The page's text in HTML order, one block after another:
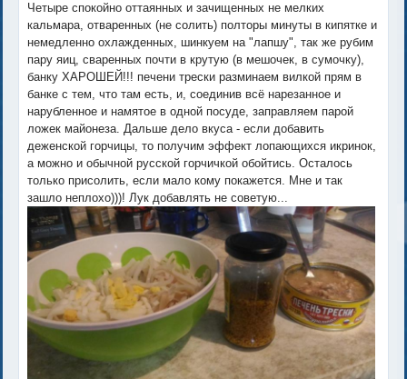
Четыре спокойно оттаянных и зачищенных не мелких
кальмара, отваренных (не солить) полторы минуты в кипятке и
немедленно охлажденных, шинкуем на "лапшу", так же рубим
пару яиц, сваренных почти в крутую (в мешочек, в сумочку),
банку ХАРОШЕЙ!!! печени трески разминаем вилкой прям в
банке с тем, что там есть, и, соединив всё нарезанное и
нарубленное и намятое в одной посуде, заправляем парой
ложек майонеза. Дальше дело вкуса - если добавить
деженской горчицы, то получим эффект лопающихся икринок,
а можно и обычной русской горчичкой обойтись. Осталось
только присолить, если мало кому покажется. Мне и так
зашло неплохо)))! Лук добавлять не советую...